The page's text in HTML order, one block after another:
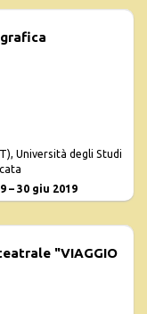
Università degli Studi
– 30 giu 2019
"VIAGGIO